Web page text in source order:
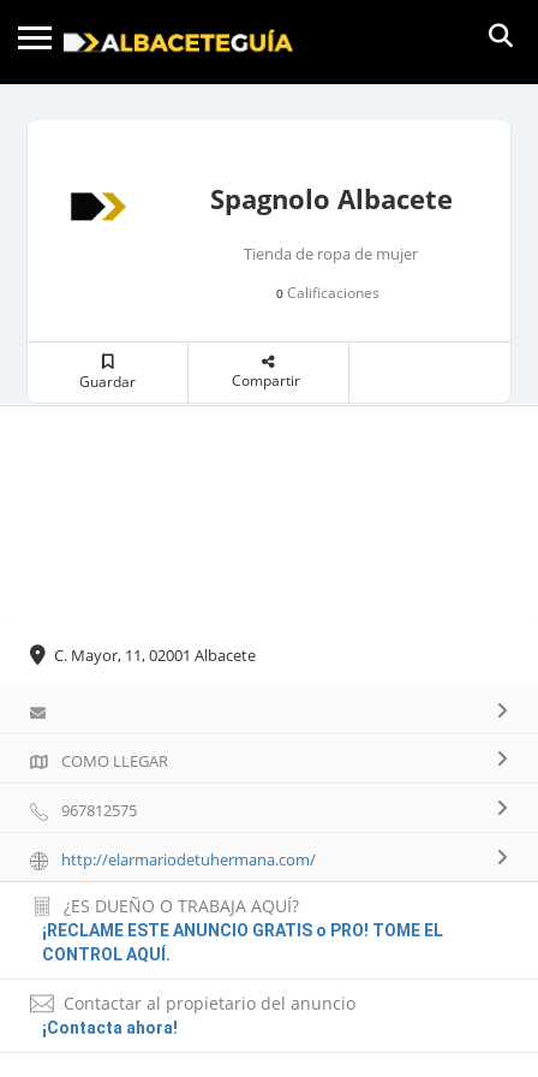
Spagnolo Albacete
Tienda de ropa de mujer
0Calificaciones
Guardar Compartir
C. Mayor, 11, 02001 Albacete
COMO LLEGAR
967812575
http://elarmariodetuhermana.com/
¿ES DUEÑO O TRABAJA AQUÍ?
¡RECLAME ESTE ANUNCIO GRATIS o PRO! TOME EL
CONTROL AQUÍ.
Contactar al propietario del anuncio
¡Contacta ahora!